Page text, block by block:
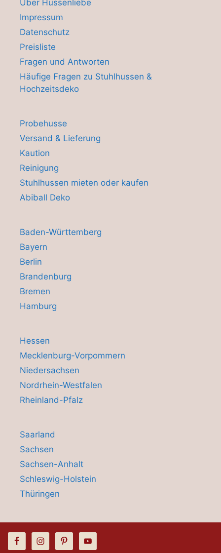
Über Hussenliebe
Impressum
Datenschutz
Preisliste
Fragen und Antworten
Häufige Fragen zu Stuhlhussen &
Hochzeitsdeko
Probehusse
Versand & Lieferung
Kaution
Reinigung
Stuhlhussen mieten oder kaufen
Abiball Deko
Baden-Württemberg
Bayern
Berlin
Brandenburg
Bremen
Hamburg
Hessen
Mecklenburg-Vorpommern
Niedersachsen
Nordrhein-Westfalen
Rheinland-Pfalz
Saarland
Sachsen
Sachsen-Anhalt
Schleswig-Holstein
Thüringen